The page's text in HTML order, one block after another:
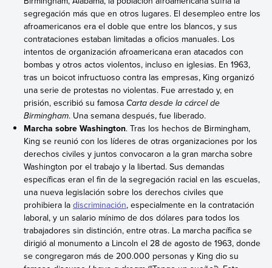
segregación más que en otros lugares. El desempleo entre los
afroamericanos era el doble que entre los blancos, y sus
contrataciones estaban limitadas a oficios manuales. Los
intentos de organización afroamericana eran atacados con
bombas y otros actos violentos, incluso en iglesias. En 1963,
tras un boicot infructuoso contra las empresas, King organizó
una serie de protestas no violentas. Fue arrestado y, en
prisión, escribió su famosaCarta desde la cárcel de
Birmingham. Una semana después, fue liberado.
Marcha sobre Washington. Tras los hechos de Birmingham,
King se reunió con los líderes de otras organizaciones por los
derechos civiles y juntos convocaron a la gran marcha sobre
Washington por el trabajo y la libertad. Sus demandas
específicas eran el fin de la segregación racial en las escuelas,
una nueva legislación sobre los derechos civiles que
prohibiera ladiscriminación, especialmente en la contratación
laboral, y un salario mínimo de dos dólares para todos los
trabajadores sin distinción, entre otras. La marcha pacífica se
dirigió al monumento a Lincoln el 28 de agosto de 1963, donde
se congregaron más de 200.000 personas y King dio su